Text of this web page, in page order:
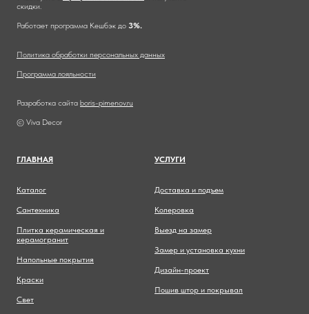
скидки.
Работает программа Кешбэк до 3%.
Политика обработки персональных данных
Программа лояльности
Разработка сайта boris-pimenov.ru
© Viva Decor
ГЛАВНАЯ
Каталог
Сантехника
Плитка керамическая и
керамогранит
Напольные покрытия
Краски
Свет
УСЛУГИ
Доставка и подъем
Колеровка
Выезд на замер
Замер и установка кухни
Дизайн-проект
Пошив штор и покрывал